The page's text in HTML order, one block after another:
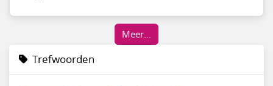
Meer…
Trefwoorden